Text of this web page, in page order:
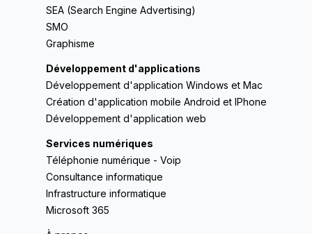
SEA (Search Engine Advertising)
SMO
Graphisme
Développement d'applications
Développement d'application Windows et Mac
Création d'application mobile Android et IPhone
Développement d'application web
Services numériques
Téléphonie numérique - Voip
Consultance informatique
Infrastructure informatique
Microsoft 365